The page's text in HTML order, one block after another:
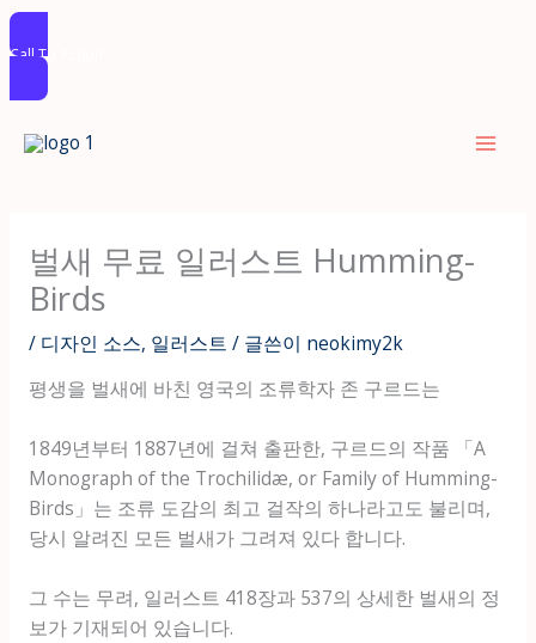
Call To Action
벌새 무료 일러스트 Humming-
Birds
/ 디자인 소스, 일러스트 / 글쓴이 neokimy2k
평생을 벌새에 바친 영국의 조류학자 존 구르드는
1849년부터 1887년에 걸쳐 출판한, 구르드의 작품 「A
Monograph of the Trochilidæ, or Family of Humming-
Birds」는 조류 도감의 최고 걸작의 하나라고도 불리며,
당시 알려진 모든 벌새가 그려져 있다 합니다.
그 수는 무려, 일러스트 418장과 537의 상세한 벌새의 정
보가 기재되어 있습니다.